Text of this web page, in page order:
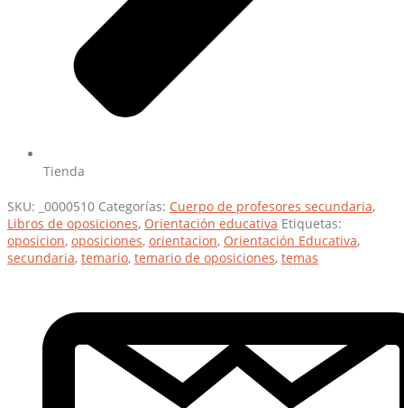
Tienda
SKU: _0000510 Categorías: Cuerpo de profesores secundaria,
Libros de oposiciones, Orientación educativa Etiquetas:
oposicion, oposiciones, orientacion, Orientación Educativa,
secundaria, temario, temario de oposiciones, temas